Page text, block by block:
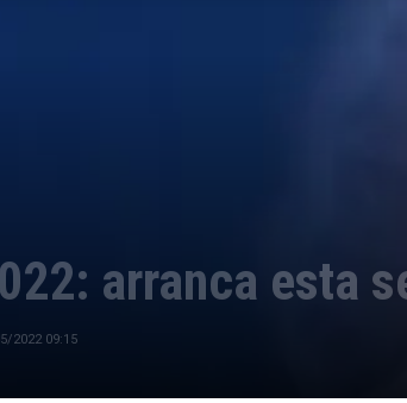
arranca esta
2022 09:15